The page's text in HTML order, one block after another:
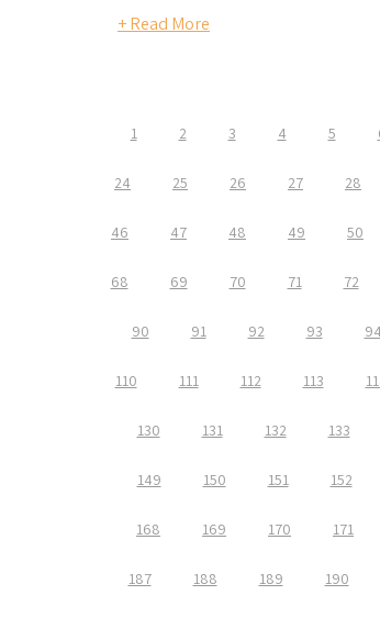
+ Read More
1 2 3 4 5
24 25 26 27 28
46 47 48 49 50
68 69 70 71 72
90 91 92 93 94
110 111 112 113
130 131 132 133
149 150 151 152
168 169 170 171
187 188 189 190